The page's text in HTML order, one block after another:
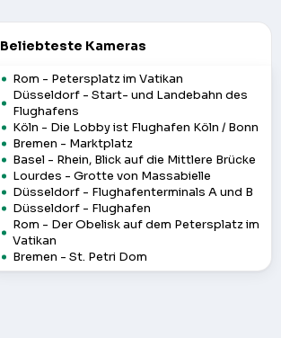
Beliebteste Kameras
Rom - Petersplatz im Vatikan
Düsseldorf - Start- und Landebahn des
Flughafens
Köln - Die Lobby ist Flughafen Köln / Bonn
Bremen - Marktplatz
Basel - Rhein, Blick auf die Mittlere Brücke
Lourdes - Grotte von Massabielle
Düsseldorf - Flughafenterminals A und B
Düsseldorf - Flughafen
Rom - Der Obelisk auf dem Petersplatz im
Vatikan
Bremen - St. Petri Dom